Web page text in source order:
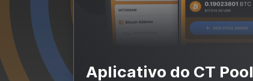
Aplicativo do CT Pool